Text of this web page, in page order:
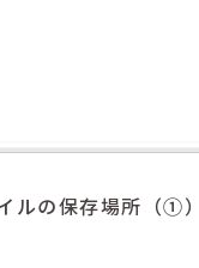
ルの保存場所（